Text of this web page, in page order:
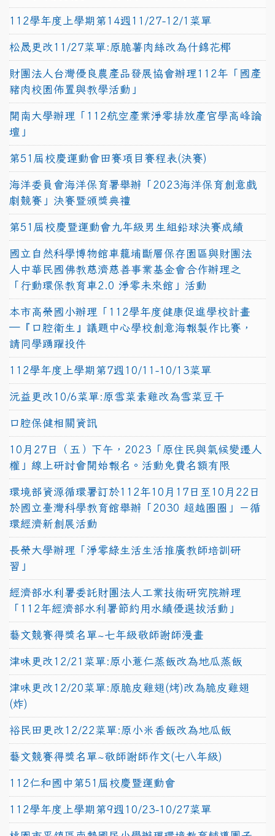
112學年度上學期第14週11/27-12/1菜單
松晟更改11/27菜單:原脆薯肉絲改為什錦花椰
財團法人台灣優良農產品發展協會辦理112年「國產
豬肉校園佈置與教學活動」
開南大學辦理「112航空產業淨零排放產官學高峰論
壇」
第51屆校慶運動會田賽項目賽程表(決賽)
海洋委員會海洋保育署舉辦「2023海洋保育創意戲
劇競賽」決賽暨頒獎典禮
第51屆校慶暨運動會九年級男生組鉛球決賽成績
國立自然科學博物館車籠埔斷層保存園區與財團法
人中華民國佛教慈濟慈善事業基金會合作辦理之
「行動環保教育車2.0 淨零未來館」活動
本市高榮國小辦理「112學年度健康促進學校計畫
─『口腔衛生』議題中心學校創意海報製作比賽，
請同學踴躍投件
112學年度上學期第7週10/11-10/13菜單
沅益更改10/6菜單:原雪菜素雞改為雪菜豆干
口腔保健相關資訊
10月27日（五）下午，2023「原住民與氣候變遷人
權」線上研討會開始報名。活動免費名額有限
環境部資源循環署訂於112年10月17日至10月22日
於國立臺灣科學教育館舉辦「2030 超越圈圈」－循
環經濟新創展活動
長榮大學辦理「淨零綠生活生活推廣教師培訓研
習」
經濟部水利署委託財團法人工業技術研究院辦理
「112年經濟部水利署節約用水績優選拔活動」
藝文競賽得獎名單~七年級敬師謝師漫畫
津味更改12/21菜單:原小薏仁蒸飯改為地瓜蒸飯
津味更改12/20菜單:原脆皮雞翅(烤)改為脆皮雞翅
(炸)
裕民田更改12/22菜單:原小米香飯改為地瓜飯
藝文競賽得獎名單~敬師謝師作文(七八年級)
112仁和國中第51屆校慶暨運動會
112學年度上學期第9週10/23-10/27菜單